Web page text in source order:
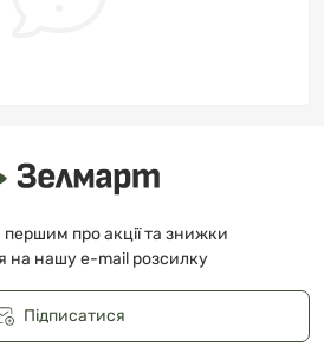
першим про акції та знижки
на нашу e-mail розсилку
Підписатися